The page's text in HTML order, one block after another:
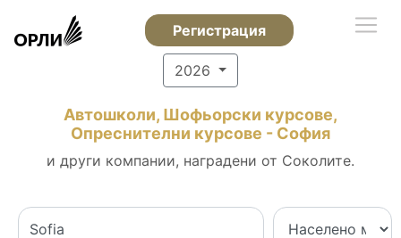
Регистрация
2026
Автошколи, Шофьорски курсове,
Опреснителни курсове - София
и други компании, наградени от Соколите.